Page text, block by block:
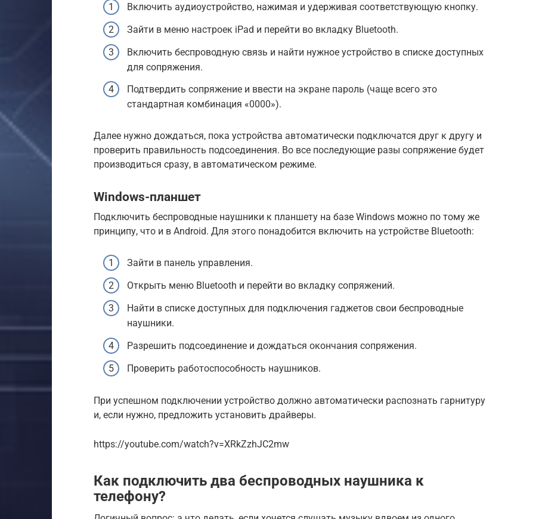
Включить аудиоустройство, нажимая и удерживая соответствующую кнопку.
Зайти в меню настроек iPad и перейти во вкладку Bluetooth.
Включить беспроводную связь и найти нужное устройство в списке доступных
для сопряжения.
Подтвердить сопряжение и ввести на экране пароль (чаще всего это
стандартная комбинация «0000»).
Далее нужно дождаться, пока устройства автоматически подключатся друг к другу и
проверить правильность подсоединения. Во все последующие разы сопряжение будет
производиться сразу, в автоматическом режиме.
Windows-планшет
Подключить беспроводные наушники к планшету на базе Windows можно по тому же
принципу, что и в Android. Для этого понадобится включить на устройстве Bluetooth:
Зайти в панель управления.
Открыть меню Bluetooth и перейти во вкладку сопряжений.
Найти в списке доступных для подключения гаджетов свои беспроводные
наушники.
Разрешить подсоединение и дождаться окончания сопряжения.
Проверить работоспособность наушников.
При успешном подключении устройство должно автоматически распознать гарнитуру
и, если нужно, предложить установить драйверы.
https://youtube.com/watch?v=XRkZzhJC2mw
Как подключить два беспроводных наушника к
телефону?